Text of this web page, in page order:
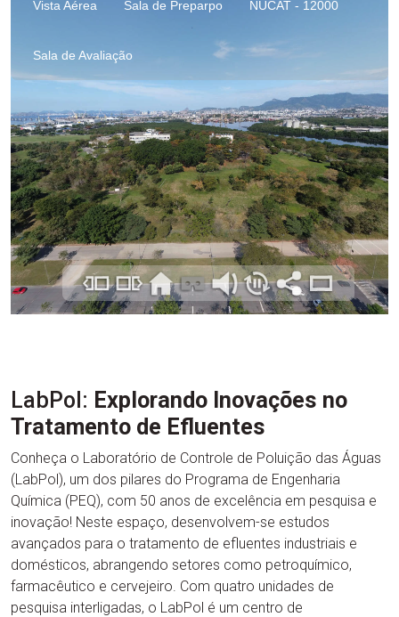
LabPol: Explorando Inovações no
Tratamento de Efluentes
Conheça o Laboratório de Controle de Poluição das Águas
(LabPol), um dos pilares do Programa de Engenharia
Química (PEQ), com 50 anos de excelência em pesquisa e
inovação! Neste espaço, desenvolvem-se estudos
avançados para o tratamento de efluentes industriais e
domésticos, abrangendo setores como petroquímico,
farmacêutico e cervejeiro. Com quatro unidades de
pesquisa interligadas, o LabPol é um centro de